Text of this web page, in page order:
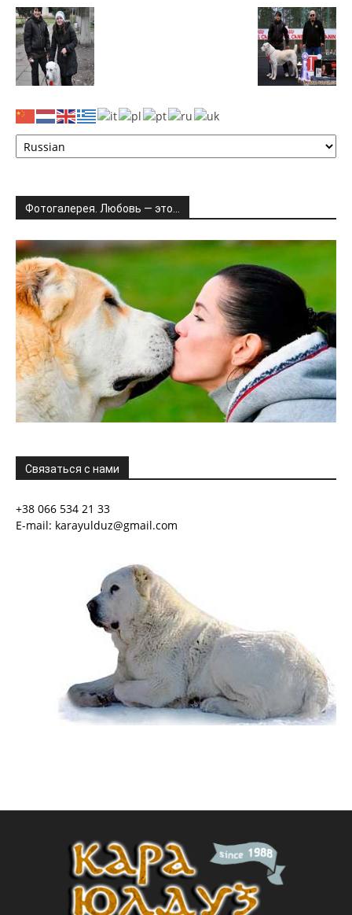
Фотогалерея. Любовь — это…
Связаться с нами
+38 066 534 21 33
E-mail: karayulduz@gmail.com